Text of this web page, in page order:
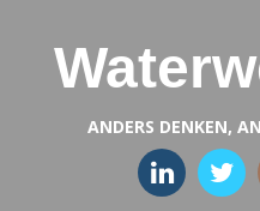
ANDERS DENKEN,